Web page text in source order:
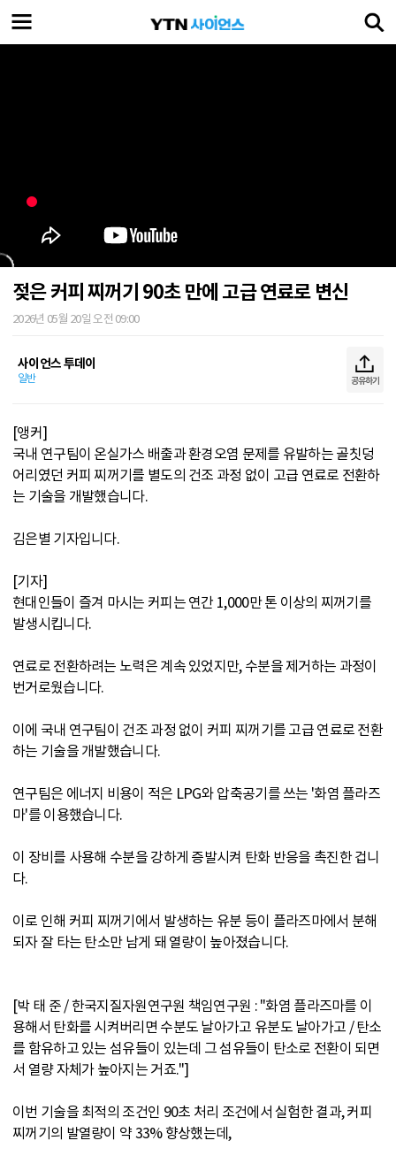
젖은 커피 찌꺼기 90초 만에 고급 연료로 변신
2026년 05월 20일 오전 09:00
사이언스 투데이
일반 공유하기
[앵커]
국내 연구팀이 온실가스 배출과 환경오염 문제를 유발하는 골칫덩
어리였던 커피 찌꺼기를 별도의 건조 과정 없이 고급 연료로 전환하
는 기술을 개발했습니다.
김은별 기자입니다.
[기자]
현대인들이 즐겨 마시는 커피는 연간 1,000만 톤 이상의 찌꺼기를
발생시킵니다.
연료로 전환하려는 노력은 계속 있었지만, 수분을 제거하는 과정이
번거로웠습니다.
이에 국내 연구팀이 건조 과정 없이 커피 찌꺼기를 고급 연료로 전환
하는 기술을 개발했습니다.
연구팀은 에너지 비용이 적은 LPG와 압축공기를 쓰는 '화염 플라즈
마'를 이용했습니다.
이 장비를 사용해 수분을 강하게 증발시켜 탄화 반응을 촉진한 겁니
다.
이로 인해 커피 찌꺼기에서 발생하는 유분 등이 플라즈마에서 분해
되자 잘 타는 탄소만 남게 돼 열량이 높아졌습니다.
[박 태 준 / 한국지질자원연구원 책임연구원 : "화염 플라즈마를 이
용해서 탄화를 시켜버리면 수분도 날아가고 유분도 날아가고 / 탄소
를 함유하고 있는 섬유들이 있는데 그 섬유들이 탄소로 전환이 되면
서 열량 자체가 높아지는 거죠."]
이번 기술을 최적의 조건인 90초 처리 조건에서 실험한 결과, 커피
찌꺼기의 발열량이 약 33% 향상했는데,